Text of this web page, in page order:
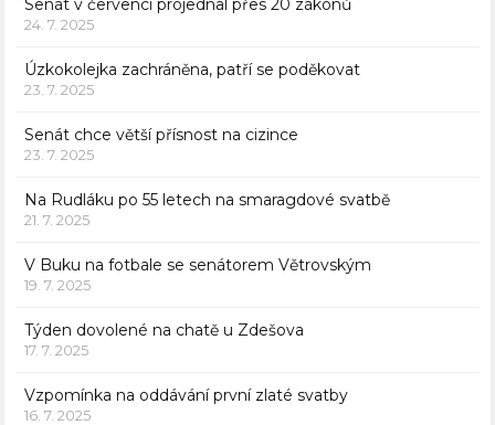
24. 7. 2025
Úzkokolejka zachráněna, patří se poděkovat
23. 7. 2025
Senát chce větší přísnost na cizince
23. 7. 2025
Na Rudláku po 55 letech na smaragdové svatbě
21. 7. 2025
V Buku na fotbale se senátorem Větrovským
19. 7. 2025
Týden dovolené na chatě u Zdešova
17. 7. 2025
Vzpomínka na oddávání první zlaté svatby
16. 7. 2025